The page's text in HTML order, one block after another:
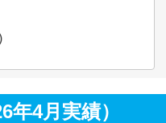
4月実績）